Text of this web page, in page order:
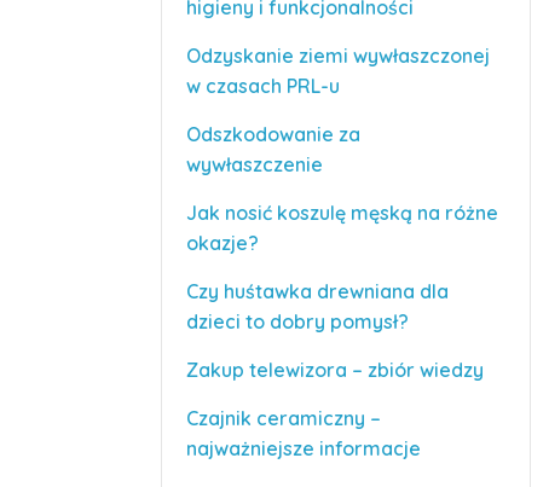
higieny i funkcjonalności
Odzyskanie ziemi wywłaszczonej
w czasach PRL-u
Odszkodowanie za
wywłaszczenie
Jak nosić koszulę męską na różne
okazje?
Czy huśtawka drewniana dla
dzieci to dobry pomysł?
Zakup telewizora – zbiór wiedzy
Czajnik ceramiczny –
najważniejsze informacje